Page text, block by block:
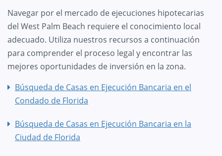
Navegar por el mercado de ejecuciones hipotecarias
del West Palm Beach requiere el conocimiento local
adecuado. Utiliza nuestros recursos a continuación
para comprender el proceso legal y encontrar las
mejores oportunidades de inversión en la zona.
Búsqueda de Casas en Ejecución Bancaria en el
Condado de Florida
Búsqueda de Casas en Ejecución Bancaria en la
Ciudad de Florida